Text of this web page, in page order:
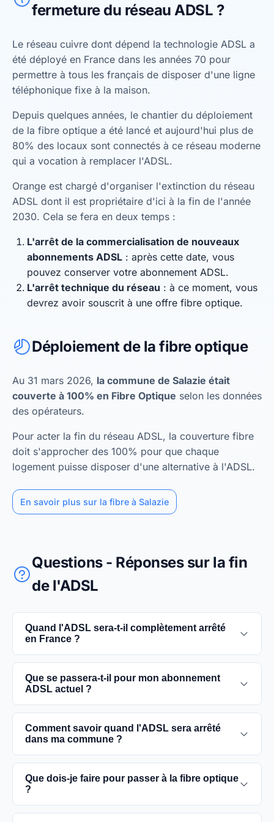
fermeture du réseau ADSL ?
Le réseau cuivre dont dépend la technologie ADSL a
été déployé en France dans les années 70 pour
permettre à tous les français de disposer d'une ligne
téléphonique fixe à la maison.
Depuis quelques années, le chantier du déploiement
de la fibre optique a été lancé et aujourd'hui plus de
80% des locaux sont connectés à ce réseau moderne
qui a vocation à remplacer l'ADSL.
Orange est chargé d'organiser l'extinction du réseau
ADSL dont il est propriétaire d'ici à la fin de l'année
2030. Cela se fera en deux temps :
L'arrêt de la commercialisation de nouveaux
abonnements ADSL : après cette date, vous
pouvez conserver votre abonnement ADSL.
L'arrêt technique du réseau : à ce moment, vous
devrez avoir souscrit à une offre fibre optique.
Déploiement de la fibre optique
Au 31 mars 2026, la commune de Salazie était
couverte à 100% en Fibre Optique selon les données
des opérateurs.
Pour acter la fin du réseau ADSL, la couverture fibre
doit s'approcher des 100% pour que chaque
logement puisse disposer d'une alternative à l'ADSL.
En savoir plus sur la fibre à Salazie
Questions - Réponses sur la fin
de l'ADSL
Quand l'ADSL sera-t-il complètement arrêté
en France ?
L'extinction complète du réseau ADSL est prévue
pour 2030. D'ici là, les utilisateurs sont
optique, plus rapides et fiables.
Que se passera-t-il pour mon abonnement
ADSL actuel ?
Vous pouvez continuer à utiliser votre
abonnement ADSL jusqu'à la date de fermeture du
conseillé de passer à la fibre optique dès que
possible pour une meilleure qualité de service.
Comment savoir quand l'ADSL sera arrêté
dans ma commune ?
Les dates précises de fermeture de l'ADSL varient
selon les communes. Vous pouvez trouver ces
commune spécifique.
Que dois-je faire pour passer à la fibre optique
?